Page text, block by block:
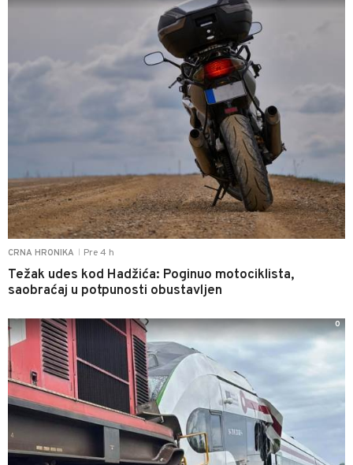
CRNA HRONIKA Pre 4 h
Težak udes kod Hadžića: Poginuo motociklista,
saobraćaj u potpunosti obustavljen
0